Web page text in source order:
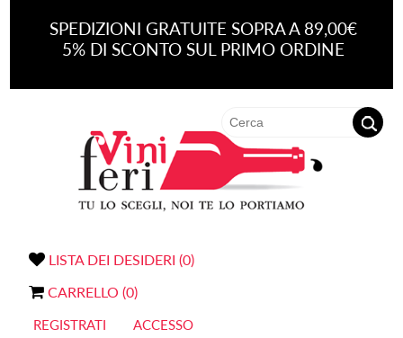
SPEDIZIONI GRATUITE SOPRA A 89,00€
5% DI SCONTO SUL PRIMO ORDINE
LISTA DEI DESIDERI (0)
CARRELLO (0)
REGISTRATI ACCESSO